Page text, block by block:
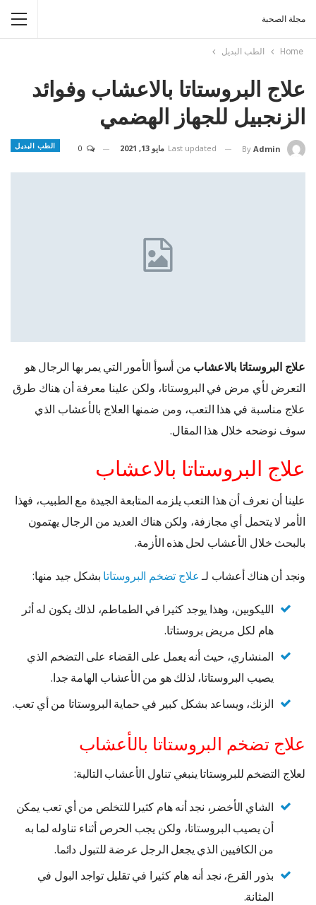
مجلة الصحبة
Home الطب البديل
علاج البروستاتا بالاعشاب وفوائد
الزنجبيل للجهاز الهضمي
الطب البديل By Admin
Last updated مايو 13, 2021
علاج البروستاتا بالاعشاب من أسوأ الأمور التي يمر بها الرجال هو
التعرض لأي مرض في البروستاتا، ولكن علينا معرفة أن هناك طرق
علاج مناسبة في هذا التعب، ومن ضمنها العلاج بالأعشاب الذي
سوف نوضحه خلال هذا المقال.
علاج البروستاتا بالاعشاب
علينا أن نعرف أن هذا التعب يلزمه المتابعة الجيدة مع الطبيب، فهذا
الأمر لا يتحمل أي مجازفة، ولكن هناك العديد من الرجال يهتمون
بالبحث خلال الأعشاب لحل هذه الأزمة.
ونجد أن هناك أعشاب لـعلاج تضخم البروستاتا بشكل جيد منها:
الليكوبين، وهذا يوجد كثيرا في الطماطم، لذلك يكون له أثر
هام لكل مريض بروستاتا.
المنشاري، حيث أنه يعمل على القضاء على التضخم الذي
يصيب البروستاتا، لذلك هو من الأعشاب الهامة جدا.
الزنك، ويساعد بشكل كبير في حماية البروستاتا من أي تعب.
علاج تضخم البروستاتا بالأعشاب
لعلاج التضخم للبروستاتا ينبغي تناول الأعشاب التالية:
الشاي الأخضر، نجد أنه هام كثيرا للتخلص من أي تعب يمكن
أن يصيب البروستاتا، ولكن يجب الحرص أثناء تناوله لما به
من الكافيين الذي يجعل الرجل عرضة للتبول دائما.
بذور القرع، نجد أنه هام كثيرا في تقليل تواجد البول في
المثانة.